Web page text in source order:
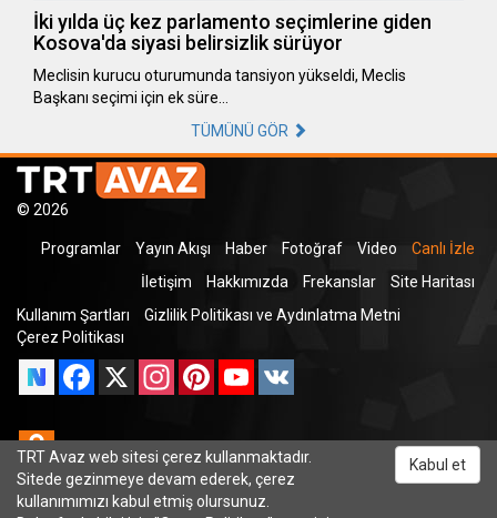
İki yılda üç kez parlamento seçimlerine giden
Kosova'da siyasi belirsizlik sürüyor
Meclisin kurucu oturumunda tansiyon yükseldi, Meclis
Başkanı seçimi için ek süre…
TÜMÜNÜ GÖR
© 2026
Programlar Yayın Akışı Haber Fotoğraf Video
Canlı İzle
İletişim
Hakkımızda Frekanslar
Site Haritası
Kullanım Şartları
Gizlilik Politikası ve Aydınlatma Metni
Çerez Politikası
Facebook
X InstagramPinterestYouTube
Odnoklassniki
TRT Avaz web sitesi çerez kullanmaktadır.
Sitede gezinmeye devam ederek, çerez
kullanımımızı kabul etmiş olursunuz.
Kabul et